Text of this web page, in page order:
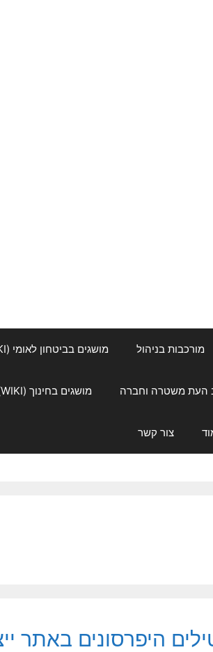
מורכבות בניהול מושגים בביטחון לאומי (WIKI)
העת משטרה וחברה מושגים בחינוך (WIKI)
צור קשר
היפרסונים באתר